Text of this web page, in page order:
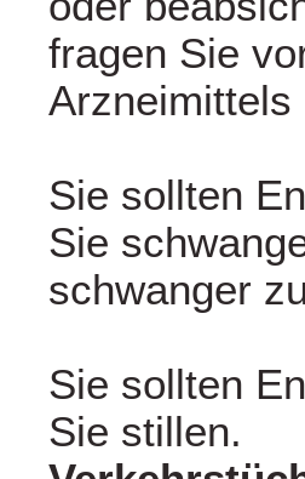
fragen Sie
Arzneimittels
Sie sollten
Sie
schwanger
Sie sollten
Sie stillen.